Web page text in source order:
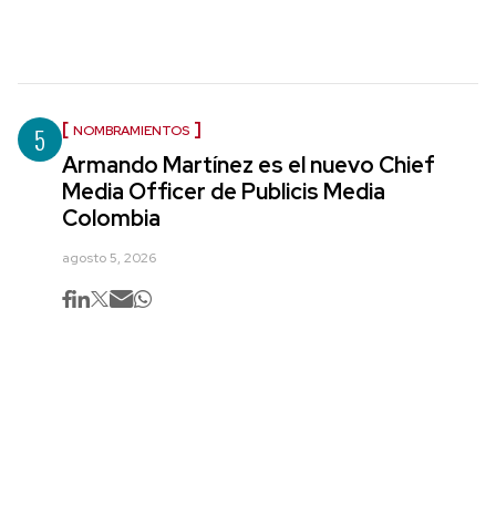
5 NOMBRAMIENTOS
Armando Martínez es el nuevo Chief
Media Officer de Publicis Media
Colombia
agosto 5, 2026